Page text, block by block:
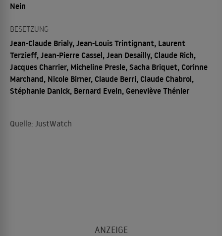
Nein
BESETZUNG
Jean-Claude Brialy, Jean-Louis Trintignant, Laurent
Terzieff, Jean-Pierre Cassel, Jean Desailly, Claude Rich,
Jacques Charrier, Micheline Presle, Sacha Briquet, Corinne
Marchand, Nicole Birner, Claude Berri, Claude Chabrol,
Stéphanie Danick, Bernard Evein, Geneviève Thénier
Quelle: JustWatch